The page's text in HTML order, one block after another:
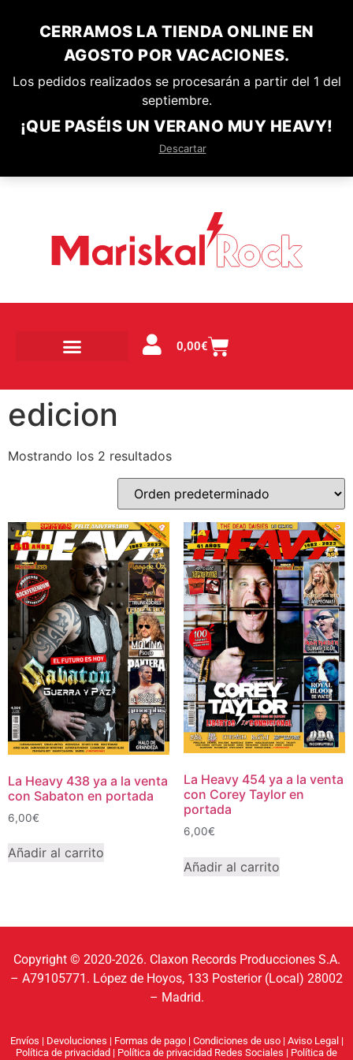
CERRAMOS LA TIENDA ONLINE EN
AGOSTO POR VACACIONES.
Los pedidos realizados se procesarán a partir del 1 del
septiembre.
¡QUE PASÉIS UN VERANO MUY HEAVY!
Descartar
0,00€
edicion
Mostrando los 2 resultados
La Heavy 438 ya a la venta
con Sabaton en portada
6,00€
Añadir al carrito
La Heavy 454 ya a la venta
con Corey Taylor en
portada
6,00€
Añadir al carrito
Copyright © 2020-2026. Claxon Records Producciones S.A.
– A79105771. López de Hoyos, 133 Posterior (Local) 28002
– Madrid.
Envíos | Devoluciones | Formas de pago| Condiciones de uso| Aviso Legal |
Política de privacidad | Política de privacidad Redes Sociales | Política de